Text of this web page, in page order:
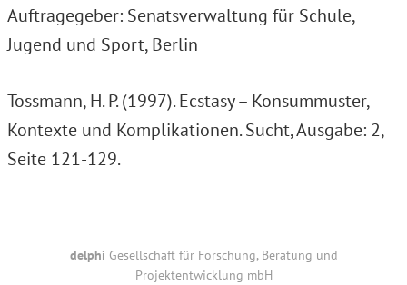
Auftragegeber: Senatsverwaltung für Schule,
Jugend und Sport, Berlin
Tossmann, H. P. (1997). Ecstasy – Konsummuster,
Kontexte und Komplikationen. Sucht, Ausgabe: 2,
Seite 121-129.
Footerdelphi Gesellschaft für Forschung, Beratung und
Projektentwicklung mbH